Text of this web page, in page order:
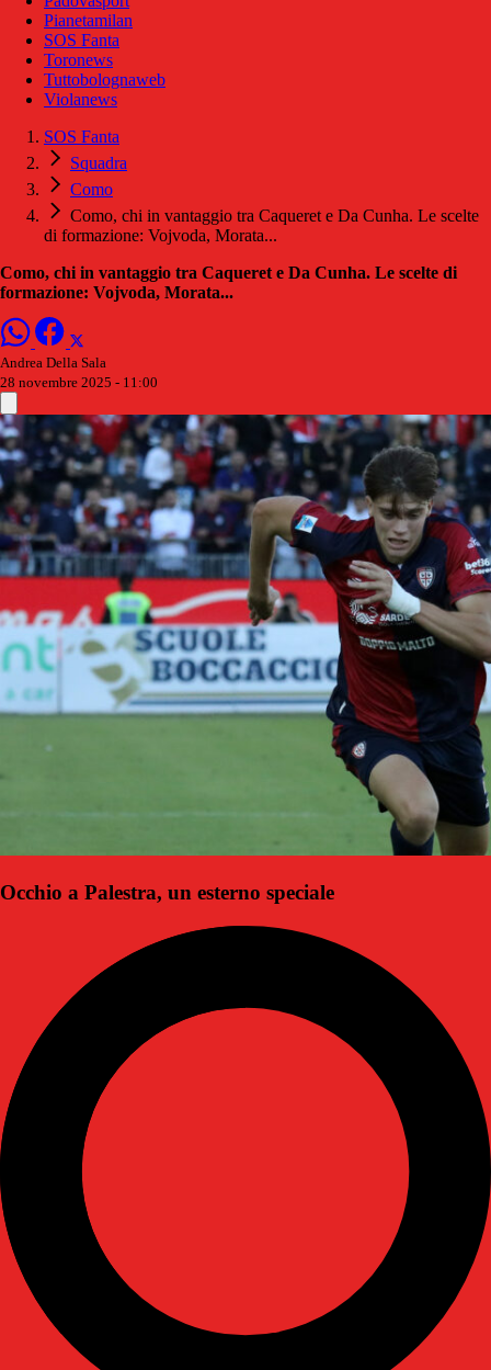
Pianetamilan
SOS Fanta
Toronews
Tuttobolognaweb
Violanews
SOS Fanta
Squadra
Como
Como, chi in vantaggio tra Caqueret e Da Cunha. Le scelte
di formazione: Vojvoda, Morata...
Como, chi in vantaggio tra Caqueret e Da Cunha. Le scelte di
formazione: Vojvoda, Morata...
Andrea Della Sala
28 novembre 2025 - 11:00
Occhio a Palestra, un esterno speciale